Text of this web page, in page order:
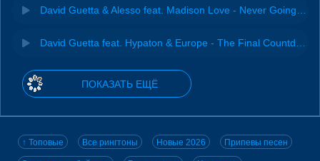
ПОКАЗАТЬ ЕЩЁ
↑ Топовые Все рингтоны Новые 2026 Припевы песен